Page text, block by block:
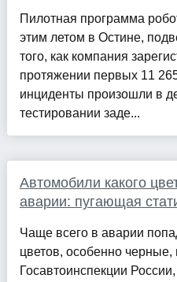
Пилотная программа
этим летом в Остине,
того, как компания
протяжении первых 11
инциденты произошли в
тестировании заде...
Автомобили какого
аварии: пугающая
Чаще всего в аварии
цветов, особенно
Госавтоинспекции